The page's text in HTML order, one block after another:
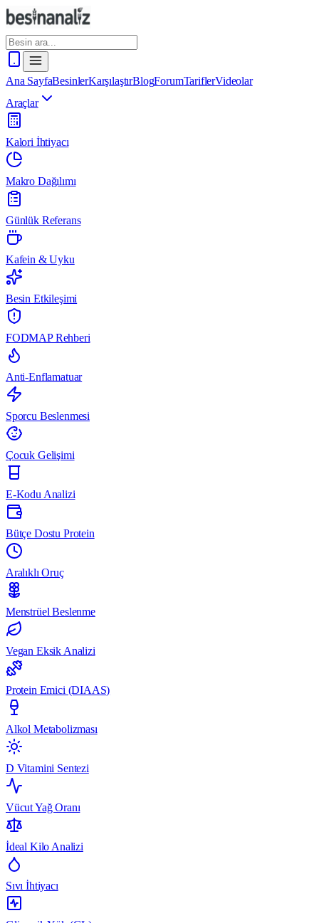
Ana SayfaBesinlerKarşılaştırBlogForumTariflerVideolar
Araçlar
Kalori İhtiyacı
Makro Dağılımı
Günlük Referans
Kafein & Uyku
Besin Etkileşimi
FODMAP Rehberi
Anti-Enflamatuar
Sporcu Beslenmesi
Çocuk Gelişimi
E-Kodu Analizi
Bütçe Dostu Protein
Aralıklı Oruç
Menstrüel Beslenme
Vegan Eksik Analizi
Protein Emici (DIAAS)
Alkol Metabolizması
D Vitamini Sentezi
Vücut Yağ Oranı
İdeal Kilo Analizi
Sıvı İhtiyacı